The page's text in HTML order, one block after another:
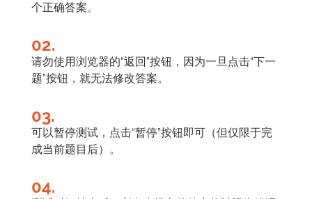
个正确答案。
02.
请勿使用浏览器的“返回”按钮，因为一旦点击“下一
题”按钮，就无法修改答案。
03.
可以暂停测试，点击“暂停”按钮即可（但仅限于完
成当前题目后）。
04.